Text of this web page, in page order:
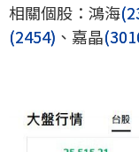
相關個股：鴻海
(2454) 、嘉晶